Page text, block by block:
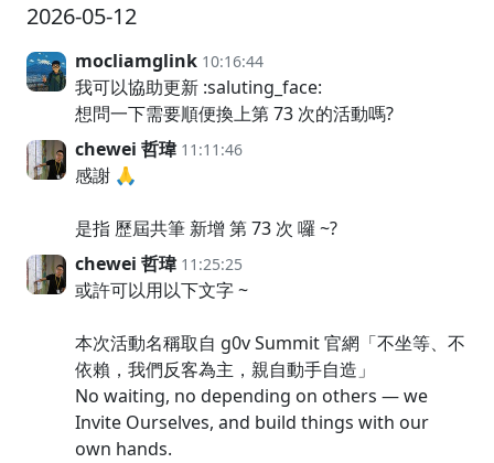
2026-05-12
mocliamglink 10:16:44
我可以協助更新 :saluting_face:
想問一下需要順便換上第 73 次的活動嗎?
chewei 哲瑋 11:11:46
感謝 🙏
是指 歷屆共筆 新增 第 73 次 囉 ~?
chewei 哲瑋 11:25:25
或許可以用以下文字 ~
本次活動名稱取自 g0v Summit 官網「不坐等、不
依賴，我們反客為主，親自動手自造」
No waiting, no depending on others — we
Invite Ourselves, and build things with our
own hands.